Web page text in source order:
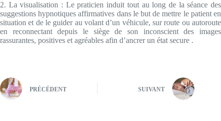
2. La visualisation : Le praticien induit tout au long de la séance des
suggestions hypnotiques affirmatives dans le but de mettre le patient en
situation et de le guider au volant d’un véhicule, sur route ou autoroute
en reconnectant depuis le siège de son inconscient des images
rassurantes, positives et agréables afin d’ancrer un état secure .
PRÉCÉDENT SUIVANT